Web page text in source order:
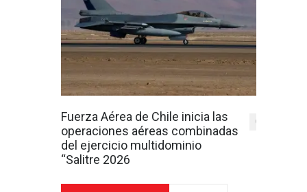
Fuerza Aérea de Chile inicia las
operaciones aéreas combinadas
del ejercicio multidominio
“Salitre 2026
0